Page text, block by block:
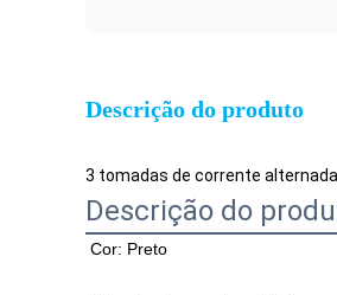
Descrição do produto
3 tomadas de corrente
Descrição do
Cor: Preto